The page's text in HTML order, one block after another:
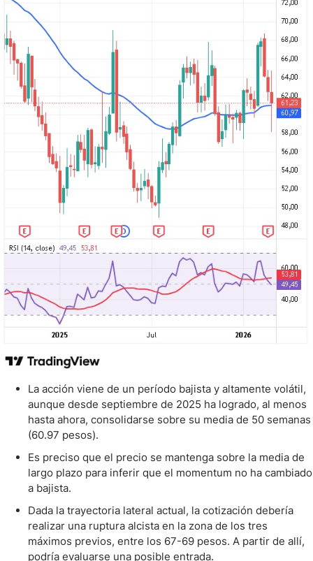
La acción viene de un período bajista y altamente volátil,
aunque desde septiembre de 2025 ha logrado, al menos
hasta ahora, consolidarse sobre su media de 50 semanas
(60.97 pesos).
Es preciso que el precio se mantenga sobre la media de
largo plazo para inferir que el momentum no ha cambiado
a bajista.
Dada la trayectoria lateral actual, la cotización debería
realizar una ruptura alcista en la zona de los tres
máximos previos, entre los 67-69 pesos. A partir de allí,
podría evaluarse una posible entrada.